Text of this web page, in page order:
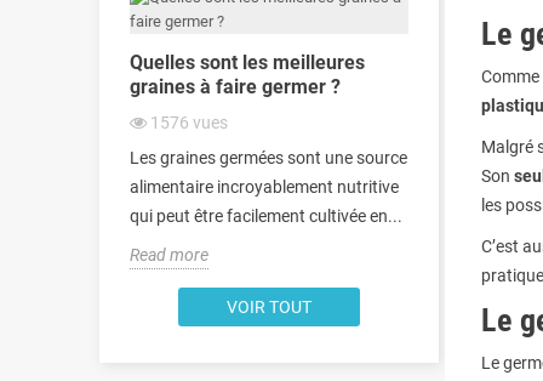
Quelles sont les meilleures
graines à faire germer ?
1576 vues
Les graines germées sont une source
alimentaire incroyablement nutritive
qui peut être facilement cultivée en...
Read more
VOIR TOUT
Le
Comme
Malgré
Son
les
C’est
Le
Le